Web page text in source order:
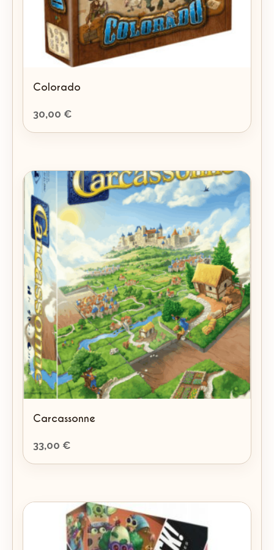
Colorado
30,00 €
Carcassonne
33,00 €